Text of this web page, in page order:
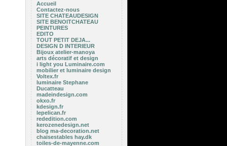
Accueil
Contactez-nous
SITE CHATEAUDESIGN
SITE BENOITCHATEAU
PEINTURES
EDITO
TOUT PETIT DEJA...
DESIGN D INTERIEUR
Bijoux atelier-manoya
arts décoratif et design
i light you Luminaire.com
mobilier et luminaire design
Voltex.fr
luminaire Stephane
Ducatteau
madeindesign.com
okxo.fr
kdesign.fr
lepelican.fr
rededition.com
kerozenedesign.net
blog ma-decoration.net
chaisestables hay.dk
toiles-de-mayenne.com